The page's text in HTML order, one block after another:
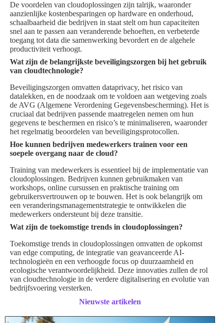
De voordelen van cloudoplossingen zijn talrijk, waaronder
aanzienlijke kostenbesparingen op hardware en onderhoud,
schaalbaarheid die bedrijven in staat stelt om hun capaciteiten
snel aan te passen aan veranderende behoeften, en verbeterde
toegang tot data die samenwerking bevordert en de algehele
productiviteit verhoogt.
Wat zijn de belangrijkste beveiligingszorgen bij het gebruik
van cloudtechnologie?
Beveiligingszorgen omvatten dataprivacy, het risico van
datalekken, en de noodzaak om te voldoen aan wetgeving zoals
de AVG (Algemene Verordening Gegevensbescherming). Het is
cruciaal dat bedrijven passende maatregelen nemen om hun
gegevens te beschermen en risico’s te minimaliseren, waaronder
het regelmatig beoordelen van beveiligingsprotocollen.
Hoe kunnen bedrijven medewerkers trainen voor een
soepele overgang naar de cloud?
Training van medewerkers is essentieel bij de implementatie van
cloudoplossingen. Bedrijven kunnen gebruikmaken van
workshops, online cursussen en praktische training om
gebruikersvertrouwen op te bouwen. Het is ook belangrijk om
een veranderingsmanagementstrategie te ontwikkelen die
medewerkers ondersteunt bij deze transitie.
Wat zijn de toekomstige trends in cloudoplossingen?
Toekomstige trends in cloudoplossingen omvatten de opkomst
van edge computing, de integratie van geavanceerde AI-
technologieën en een verhoogde focus op duurzaamheid en
ecologische verantwoordelijkheid. Deze innovaties zullen de rol
van cloudtechnologie in de verdere digitalisering en evolutie van
bedrijfsvoering versterken.
Nieuwste artikelen